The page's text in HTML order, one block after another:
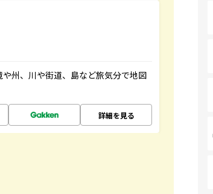
州、川や街道、島など旅気分で地図
詳細を見る